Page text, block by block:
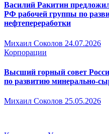
Василий Ракитин
РФ рабочей группы по
нефтепереработки
Михаил Соколов 24.07.2026
Корпорации
Высший горный совет
по развитию минерально-
Михаил Соколов 25.05.2026